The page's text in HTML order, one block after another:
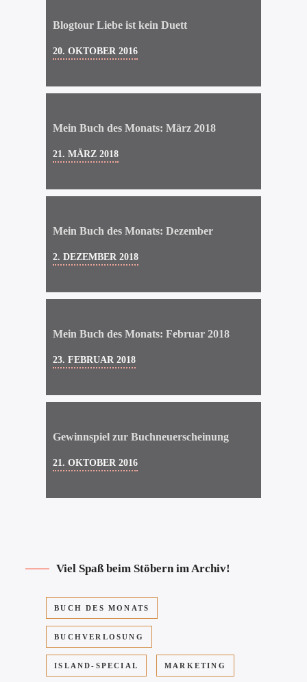
Blogtour Liebe ist kein Duett
20. OKTOBER 2016
Mein Buch des Monats: März 2018
21. MÄRZ 2018
Mein Buch des Monats: Dezember
2. DEZEMBER 2018
Mein Buch des Monats: Februar 2018
23. FEBRUAR 2018
Gewinnspiel zur Buchneuerscheinung
21. OKTOBER 2016
Viel Spaß beim Stöbern im Archiv!
BUCH DES MONATS
BUCHVERLOSUNG
ISLAND-SPECIAL MARKETING